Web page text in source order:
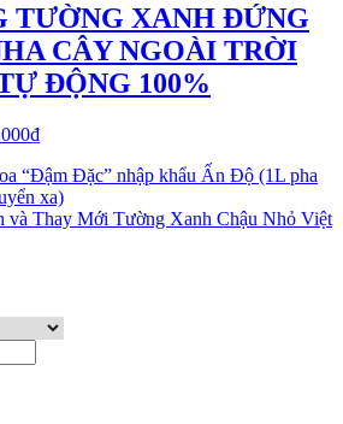
TƯỜNG XANH ĐỨNG
CÂY NGOÀI TRỜI
ĐỘNG 100%
₫
“Đậm Đặc” nhập khẩu Ấn Độ (1L pha
xa)
và Thay Mới Tường Xanh Chậu Nhỏ Việt